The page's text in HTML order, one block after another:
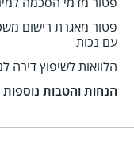
פטור מאגרת רישום
עם נכות
הלוואות לשיפוץ דירה
הנחות והטבות נוספות